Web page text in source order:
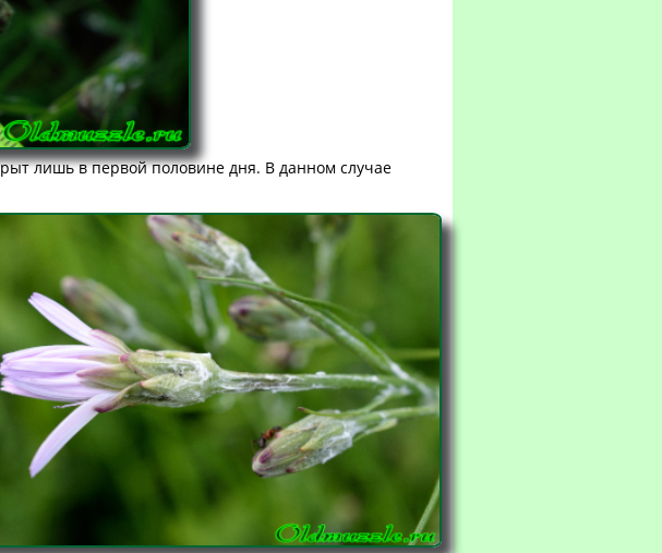
лишь в первой половине дня. В данном случае